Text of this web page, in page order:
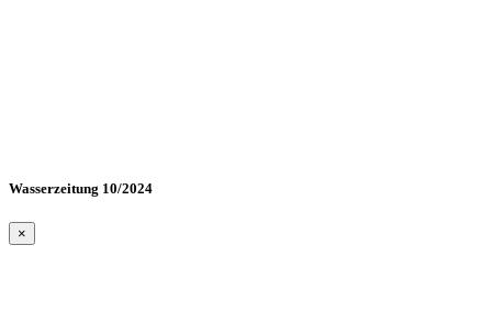
Wasserzeitung 10/2024
×